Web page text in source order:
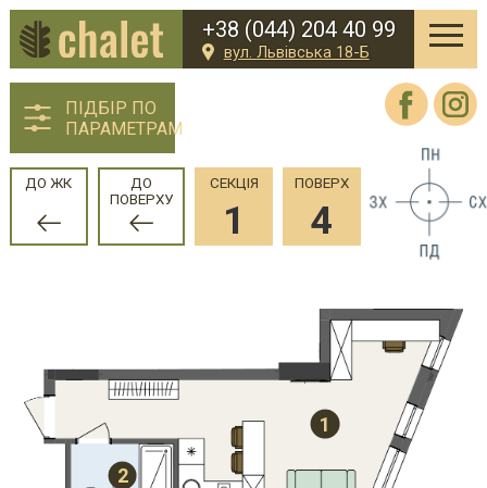
+38 (044) 204 40 99
вул. Львівська 18-Б
ПІДБІР ПО
ПАРАМЕТРАМ
ДО ЖК
ДО
ПОВЕРХУ
СЕКЦІЯ
1
ПОВЕРХ
4
1
2